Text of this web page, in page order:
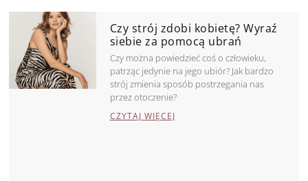
Czy strój zdobi kobietę? Wyraź
siebie za pomocą ubrań
Czy można powiedzieć coś o człowieku,
patrząc jedynie na jego ubiór? Jak bardzo
strój zmienia sposób postrzegania nas
przez otoczenie?
CZYTAJ WIĘCEJ